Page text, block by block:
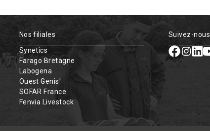
Nos filiales
Synetics
Farago Bretagne
Labogena
Ouest Genis'
SOFAR France
Fenvia Livestock
Suivez-nous